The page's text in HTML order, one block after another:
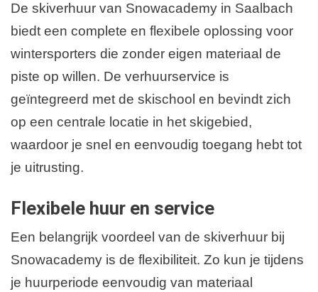
De skiverhuur van Snowacademy in Saalbach
biedt een complete en flexibele oplossing voor
wintersporters die zonder eigen materiaal de
piste op willen. De verhuurservice is
geïntegreerd met de skischool en bevindt zich
op een centrale locatie in het skigebied,
waardoor je snel en eenvoudig toegang hebt tot
je uitrusting.
Flexibele huur en service
Een belangrijk voordeel van de skiverhuur bij
Snowacademy is de flexibiliteit. Zo kun je tijdens
je huurperiode eenvoudig van materiaal